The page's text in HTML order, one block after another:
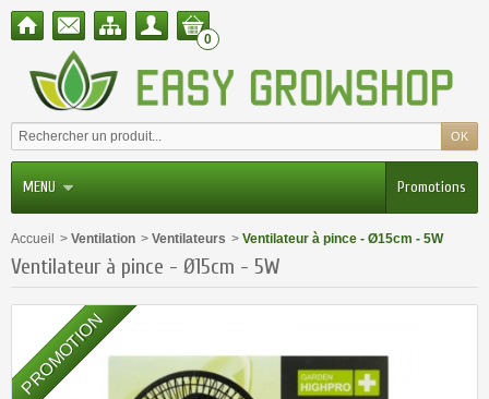
0
MENU Promotions
Accueil > Ventilation > Ventilateurs > Ventilateur à pince - Ø15cm - 5W
Ventilateur à pince - Ø15cm - 5W
PROMOTION